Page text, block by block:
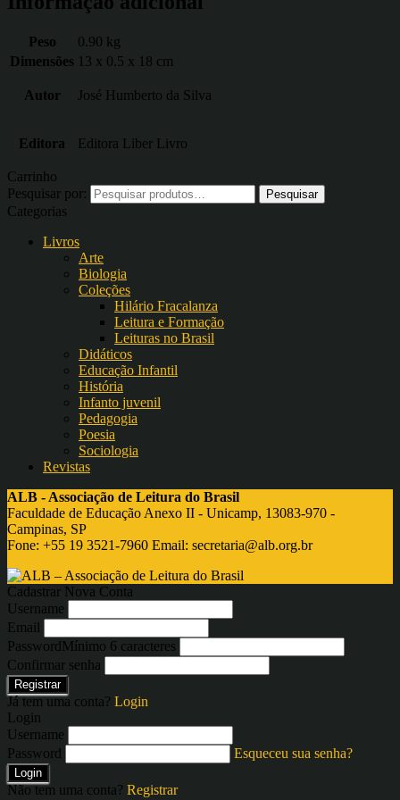
Peso
0.90 kg
Dimensões 13 x 0.5 x 18 cm
Autor José Humberto da Silva
Editora Editora Liber Livro
Carrinho
Pesquisar por:
Categorias
Livros
Arte
Biologia
Coleções
Hilário Fracalanza
Leitura e Formação
Leituras no Brasil
Didáticos
Educação Infantil
História
Infanto juvenil
Pedagogia
Poesia
Sociologia
Revistas
ALB - Associação de Leitura do Brasil
Faculdade de Educação Anexo II - Unicamp, 13083-970 -
Campinas, SP
Fone: +55 19 3521-7960 Email: secretaria@alb.org.br
Cadastrar Nova Conta
Username
Email
PasswordMínimo 6 caracteres
Confirmar senha
Registrar
Já tem uma conta? Login
Login
Username
Password
Esqueceu sua senha?
Login
Não tem uma conta? Registrar